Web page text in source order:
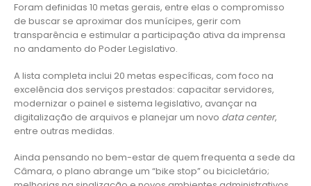
Foram definidas 10 metas gerais, entre elas o compromisso
de buscar se aproximar dos munícipes, gerir com
transparência e estimular a participação ativa da imprensa
no andamento do Poder Legislativo.
A lista completa inclui 20 metas específicas, com foco na
excelência dos serviços prestados: capacitar servidores,
modernizar o painel e sistema legislativo, avançar na
digitalização de arquivos e planejar um novo data center,
entre outras medidas.
Ainda pensando no bem-estar de quem frequenta a sede da
Câmara, o plano abrange um “bike stop” ou bicicletário;